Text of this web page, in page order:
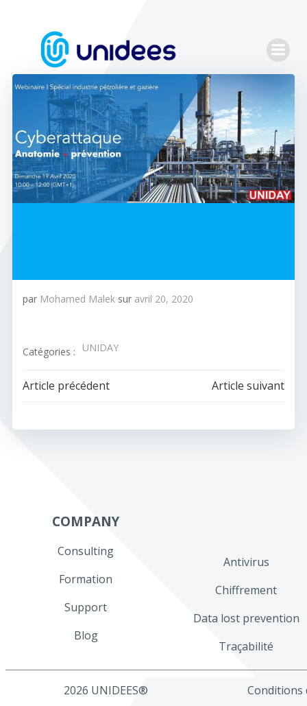
contenu
par Mohamed Malek sur avril 20, 2020
Catégories : UNIDAY
Navigation
de
Article précédent
Navigation
de
Article suivant
COMPANY
Consulting
Formation
Support
Blog
Antivirus
Chiffrement
Data lost prevention
Traçabilité
2026 UNIDEES® Conditions